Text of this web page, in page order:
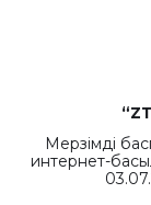
Мерзімді
интернет-